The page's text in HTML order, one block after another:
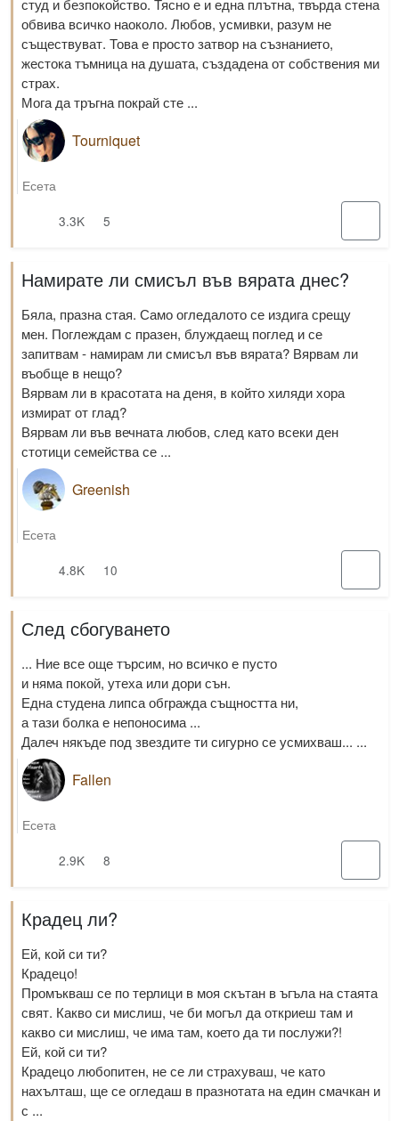
студ и безпокойство. Тясно е и една плътна, твърда стена
обвива всичко наоколо. Любов, усмивки, разум не
съществуват. Това е просто затвор на съзнанието,
жестока тъмница на душата, създадена от собствения ми
страх.
Мога да тръгна покрай сте ...
Tourniquet
Есета
3.3K
5
Намирате ли смисъл във вярата днес?
Бяла, празна стая. Само огледалото се издига срещу
мен. Поглеждам с празен, блуждаещ поглед и се
запитвам - намирам ли смисъл във вярата? Вярвам ли
въобще в нещо?
Вярвам ли в красотата на деня, в който хиляди хора
измират от глад?
Вярвам ли във вечната любов, след като всеки ден
стотици семейства се ...
Greenish
Есета
4.8K
10
След сбогуването
... Ние все още търсим, но всичко е пусто
и няма покой, утеха или дори сън.
Една студена липса обгражда същността ни,
а тази болка е непоносима ...
Далеч някъде под звездите ти сигурно се усмихваш... ...
Fallen
Есета
2.9K
8
Крадец ли?
Ей, кой си ти?
Крадецо!
Промъкваш се по терлици в моя скътан в ъгъла на стаята
свят. Какво си мислиш, че би могъл да откриеш там и
какво си мислиш, че има там, което да ти послужи?!
Ей, кой си ти?
Крадецо любопитен, не се ли страхуваш, че като
нахълташ, ще се огледаш в празнотата на един смачкан и
с ...